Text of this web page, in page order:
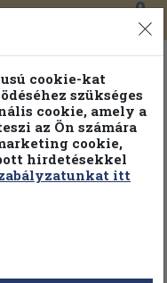
0
kötet közül
cookie-kat
szükséges
cookie, amely a
az Ön számára
cookie,
hirdetésekkel
itt